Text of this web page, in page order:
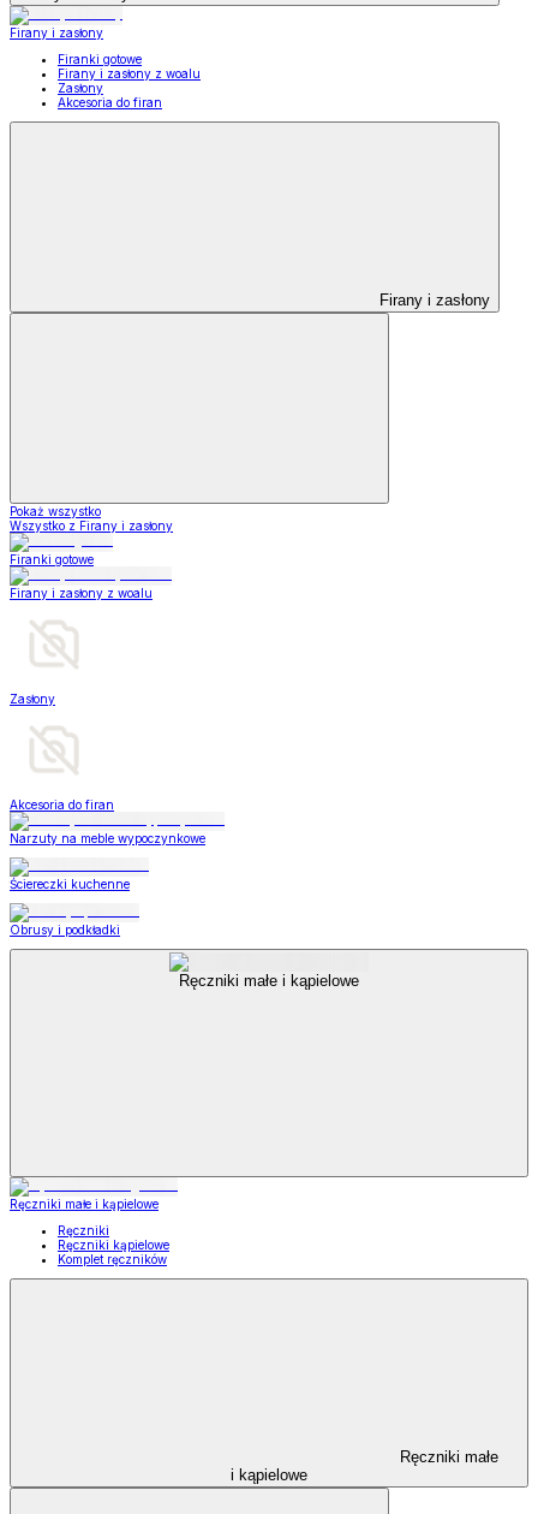
Firany i zasłony
Firanki gotowe
Firany i zasłony z woalu
Zasłony
Akcesoria do firan
Firany i zasłony
Pokaż wszystko
Wszystko z Firany i zasłony
Firanki gotowe
Firany i zasłony z woalu
Zasłony
Akcesoria do firan
Narzuty na meble wypoczynkowe
Ściereczki kuchenne
Obrusy i podkładki
Ręczniki małe i kąpielowe
Ręczniki małe i kąpielowe
Ręczniki
Ręczniki kąpielowe
Komplet ręczników
Ręczniki małe
i kąpielowe